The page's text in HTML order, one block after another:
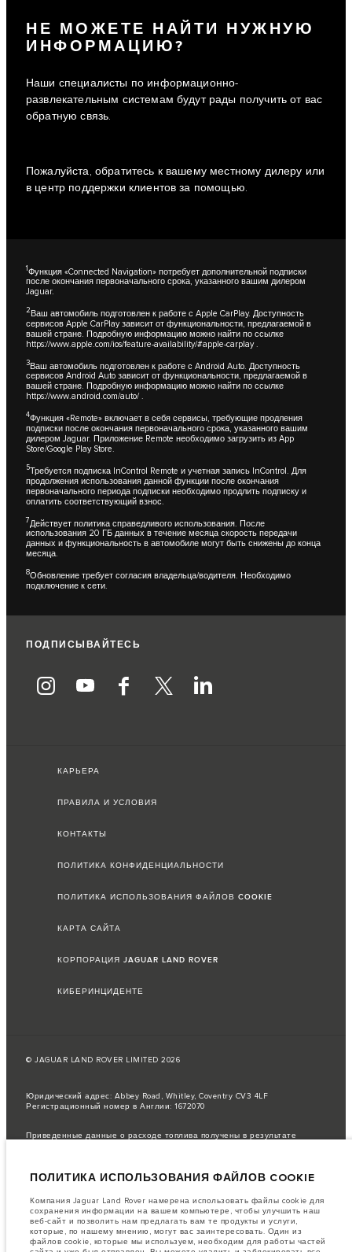
НЕ МОЖЕТЕ НАЙТИ НУЖНУЮ
ИНФОРМАЦИЮ?
Наши специалисты по информационно-
развлекательным системам будут рады получить от вас
обратную связь.
Пожалуйста, обратитесь к вашему местному дилеру или
в центр поддержки клиентов за помощью.
1Функция «Connected Navigation» потребует дополнительной подписки
после окончания первоначального срока, указанного вашим дилером
Jaguar.
2Ваш автомобиль подготовлен к работе с Apple CarPlay. Доступность
сервисов Apple CarPlay зависит от функциональности, предлагаемой в
вашей стране. Подробную информацию можно найти по ссылке
https://www.apple.com/ios/feature-availability/#apple-carplay.
3Ваш автомобиль подготовлен к работе с Android Auto. Доступность
сервисов Android Auto зависит от функциональности, предлагаемой в
вашей стране. Подробную информацию можно найти по ссылке
https://www.android.com/auto/ .
4Функция «Remote» включает в себя сервисы, требующие продления
подписки после окончания первоначального срока, указанного вашим
дилером Jaguar. Приложение Remote необходимо загрузить из App
Store/Google Play Store.
5Требуется подписка InControl Remote и учетная запись InControl. Для
продолжения использования данной функции после окончания
первоначального периода подписки необходимо продлить подписку и
оплатить соответствующий взнос.
7Действует политика справедливого использования. После
использования 20 ГБ данных в течение месяца скорость передачи
данных и функциональность в автомобиле могут быть снижены до конца
месяца.
8Обновление требует согласия владельца/водителя. Необходимо
подключение к сети.
ПОДПИСЫВАЙТЕСЬ
КАРЬЕРА
ПРАВИЛА И УСЛОВИЯ
КОНТАКТЫ
ПОЛИТИКА КОНФИДЕНЦИАЛЬНОСТИ
ПОЛИТИКА ИСПОЛЬЗОВАНИЯ ФАЙЛОВ COOKIE
КАРТА САЙТА
КОРПОРАЦИЯ JAGUAR LAND ROVER
КИБЕРИНЦИДЕНТЕ
© JAGUAR LAND ROVER LIMITED 2026
Юридический адрес: Abbey Road, Whitley, Coventry CV3 4LF
Регистрационный номер в Англии: 1672070
Приведенные данные о расходе топлива получены в результате
Фактический расход топлива автомобиля может отличаться от
для сравнения.
важное примечание в отношений изображений и спецификаций.
настоящее время в мире наблюдается дефицит полупроводников,
который оказывает влияние на спецификации производимых
транспортных средств, доступность опционального оборудования и
ПОЛИТИКА ИСПОЛЬЗОВАНИЯ ФАЙЛОВ COOKIE
Компания Jaguar Land Rover намерена использовать файлы cookie для
сохранения информации на вашем компьютере, чтобы улучшить наш
веб-сайт и позволить нам предлагать вам те продукты и услуги,
которые, по нашему мнению, могут вас заинтересовать. Один из
файлов cookie, которые мы используем, необходим для работы частей